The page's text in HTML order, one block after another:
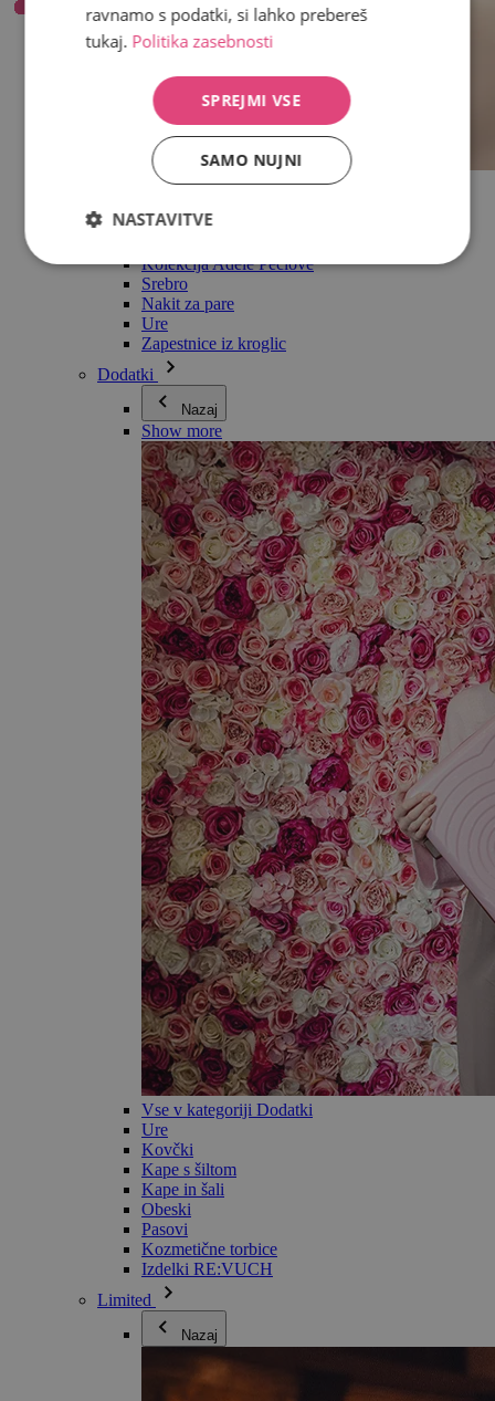
Vse v kategoriji Nakit
Zapestnice
Kolekcija Adéle Pečlové
Srebro
Nakit za pare
Ure
Zapestnice iz kroglic
Dodatki
Nazaj
Show more
Vse v kategoriji Dodatki
Ure
Kovčki
Kape s šiltom
Kape in šali
Obeski
Pasovi
Kozmetične torbice
Izdelki RE:VUCH
Limited
Nazaj
ravnamo s podatki, si lahko prebereš
tukaj. Politika zasebnosti
SPREJMI VSE
SAMO NUJNI
NASTAVITVE